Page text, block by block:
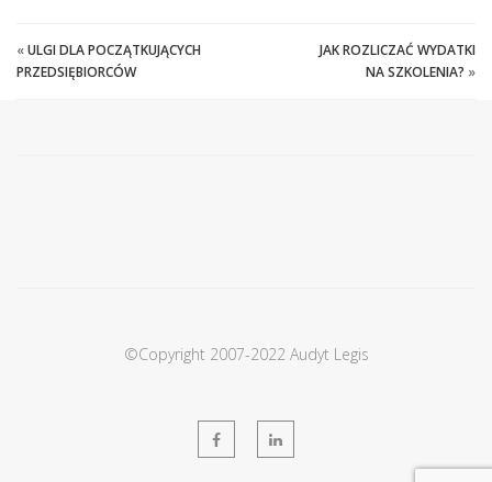
«ULGI DLA POCZĄTKUJĄCYCH
PRZEDSIĘBIORCÓW
JAK ROZLICZAĆ WYDATKI
NA SZKOLENIA? »
©Copyright 2007-2022 Audyt Legis